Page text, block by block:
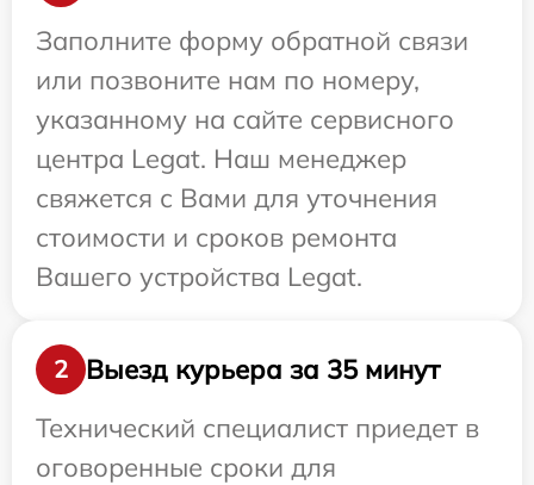
Заполните форму обратной связи
или позвоните нам по номеру,
указанному на сайте сервисного
центра Legat. Наш менеджер
свяжется с Вами для уточнения
стоимости и сроков ремонта
Вашего устройства Legat.
2
Выезд курьера за 35 минут
Технический специалист приедет в
оговоренные сроки для